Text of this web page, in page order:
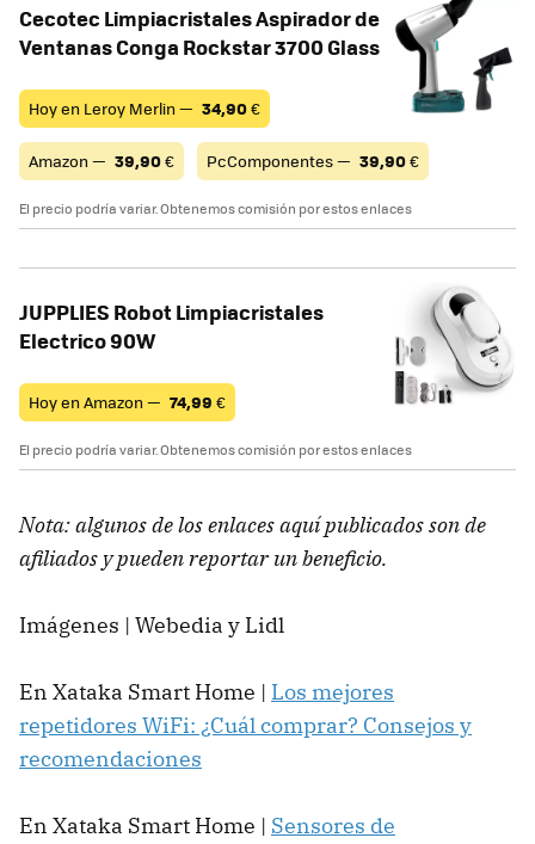
Cecotec Limpiacristales Aspirador de
Ventanas Conga Rockstar 3700 Glass
Hoy en Leroy Merlin — 34,90€
Amazon — 39,90€ PcComponentes — 39,90€
El precio podría variar. Obtenemos comisión por estos enlaces
JUPPLIES Robot Limpiacristales
Electrico 90W
Hoy en Amazon — 74,99 €
El precio podría variar. Obtenemos comisión por estos enlaces
Nota: algunos de los enlaces aquí publicados son de
afiliados y pueden reportar un beneficio.
Imágenes | Webedia y Lidl
En Xataka Smart Home | Los mejores
repetidores WiFi: ¿Cuál comprar? Consejos y
recomendaciones
En Xataka Smart Home | Sensores de